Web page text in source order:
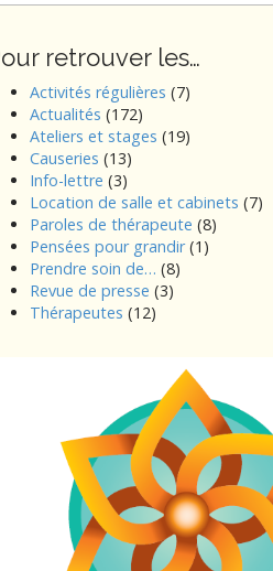
retrouver les…
Activités régulières (7)
Actualités (172)
Ateliers et stages (19)
Causeries (13)
Info-lettre (3)
Location de salle et cabinets (7)
Paroles de thérapeute (8)
Pensées pour grandir(1)
Prendre soin de… (8)
Revue de presse (3)
Thérapeutes (12)